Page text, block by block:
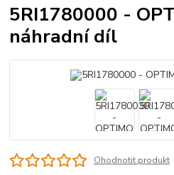
5RI1780000 -
náhradní díl
Ohodnotit produkt